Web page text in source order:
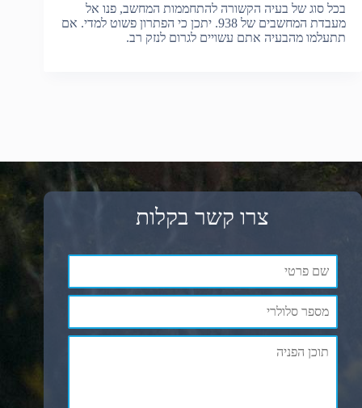
בכל סוג של בעיה הקשורה להתחממות המחשב, פנו אל
מעבדת המחשבים של 938. יתכן כי הפתרון פשוט למדי. אם
תתעלמו מהבעיה אתם עשויים לגרום לנזק רב.
צרו קשר בקלות